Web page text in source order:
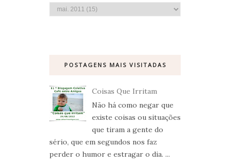
POSTAGENS MAIS VISITADAS
Coisas Que Irritam
Não há como negar que
existe coisas ou situações
que tiram a gente do
sério, que em segundos nos faz
perder o humor e estragar o dia. ...